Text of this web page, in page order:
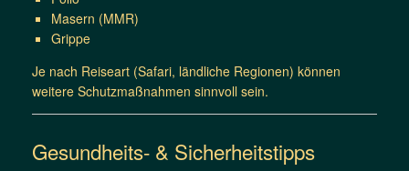
Masern (MMR)
Grippe
Je nach Reiseart (Safari, ländliche Regionen) können
weitere Schutzmaßnahmen sinnvoll sein.
Gesundheits- & Sicherheitstipps